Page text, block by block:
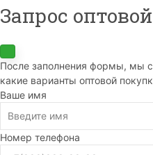
Запрос
После заполнения формы, мы
какие варианты оптовой
Ваше имя
Номер телефона